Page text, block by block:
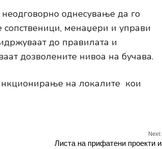
однесување да го
сопственици, менаџери и управи
до правилата и
дозволените нивоа на бучава.
на локалите кои
Next:
Листа на прифатени проекти и